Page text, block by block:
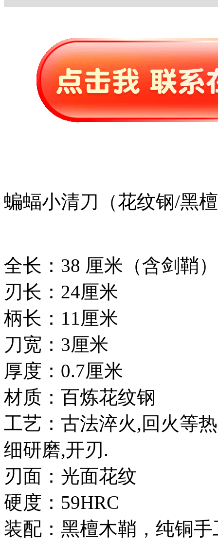
蝙蝠小清刀（花纹钢/黑
全长：38 厘米（含剑鞘）
刃长：24厘米
柄长：11厘米
刀宽：3厘米
厚度：0.7厘米
材质：百炼花纹钢
工艺：古法淬火,回火等
细研磨,开刃.
刃面：光面花纹
硬度：59HRC
装配：黑檀木鞘，纯铜手